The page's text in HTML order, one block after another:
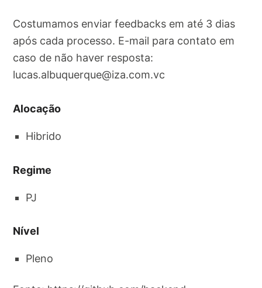
Costumamos enviar feedbacks em até 3 dias
após cada processo. E-mail para contato em
caso de não haver resposta:
lucas.albuquerque@iza.com.vc
Alocação
Hibrido
Regime
PJ
Nível
Pleno